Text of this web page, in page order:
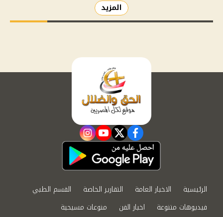
المزيد
facebook
twitter
youtube
instagram
الرئيسية الاخبار العامة التقارير الخاصة
القسم الطبي
فيديوهات متنوعة
اخبار الفن
منوعات مسيحية